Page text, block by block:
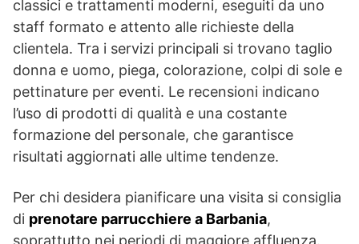
classici e trattamenti moderni, eseguiti da uno
staff formato e attento alle richieste della
clientela. Tra i servizi principali si trovano taglio
donna e uomo, piega, colorazione, colpi di sole e
pettinature per eventi. Le recensioni indicano
l’uso di prodotti di qualità e una costante
formazione del personale, che garantisce
risultati aggiornati alle ultime tendenze.
Per chi desidera pianificare una visita si consiglia
di prenotare parrucchiere a Barbania,
soprattutto nei periodi di maggiore affluenza.